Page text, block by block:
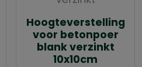
Hoogteverstelling
voor betonpoer
blank verzinkt
10x10cm